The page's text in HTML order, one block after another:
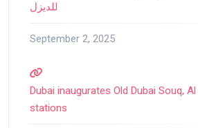
للديزل
September 2, 2025
Dubai inaugurates Old Dubai Souq,
stations